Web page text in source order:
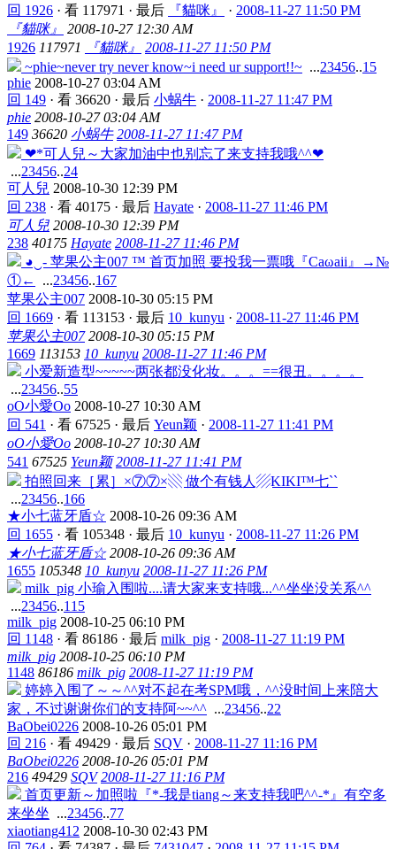
回 1926 · 看 117971 · 最后 『貓咪』 · 2008-11-27 11:50 PM
『貓咪』
2008-10-27 12:30 AM
1926 117971 『貓咪』
2008-11-27 11:50 PM
~phie~never try never know~i need ur support!!~ ...23456..15
phie 2008-10-27 03:04 AM
回 149 · 看 36620 · 最后 小蜗牛 · 2008-11-27 11:47 PM
phie 2008-10-27 03:04 AM
149 36620 小蜗牛 2008-11-27 11:47 PM
❤*可人兒～大家加油中也别忘了来支持我哦^^❤
...23456..24
可人兒 2008-10-30 12:39 PM
回 238 · 看 40175 · 最后 Hayate · 2008-11-27 11:46 PM
可人兒 2008-10-30 12:39 PM
238 40175 Hayate 2008-11-27 11:46 PM
◕‿- 苹果公主007 ™ 首页加照 要投我一票哦『Caωaii』→№
①←
...23456..167
苹果公主007 2008-10-30 05:15 PM
回 1669 · 看 113153 · 最后 10_kunyu · 2008-11-27 11:46 PM
苹果公主007 2008-10-30 05:15 PM
1669 113153 10_kunyu 2008-11-27 11:46 PM
小爱新造型~~~~~两张都没化妆。。。==很丑。。。。
...23456..55
oO小愛Oo 2008-10-27 10:30 AM
回 541 · 看 67525 · 最后 Yeun颖 · 2008-11-27 11:41 PM
oO小愛Oo 2008-10-27 10:30 AM
541 67525 Yeun颖 2008-11-27 11:41 PM
拍照回来［累］×⑦⑦×▧ 做个有钱人▨KIKI™七``
...23456..166
★小七蓝牙盾☆ 2008-10-26 09:36 AM
回 1655 · 看 105348 · 最后 10_kunyu · 2008-11-27 11:26 PM
★小七蓝牙盾☆ 2008-10-26 09:36 AM
1655 105348 10_kunyu 2008-11-27 11:26 PM
milk_pig 小瑜入围啦....请大家来支持哦...^^坐坐没关系^^
...23456..115
milk_pig 2008-10-25 06:10 PM
回 1148 · 看 86186 · 最后 milk_pig · 2008-11-27 11:19 PM
milk_pig 2008-10-25 06:10 PM
1148 86186 milk_pig 2008-11-27 11:19 PM
婷婷入围了～～^^对不起在考SPM哦，^^没时间上来陪大
家，不过谢谢你们的支持阿~~^^ ...23456..22
BaObei0226 2008-10-26 05:01 PM
回 216 · 看 49429 · 最后 SQV · 2008-11-27 11:16 PM
BaObei0226 2008-10-26 05:01 PM
216 49429 SQV 2008-11-27 11:16 PM
首页更新～加照啦『*-我是tiang～来支持我吧^^-*』有空多
来坐坐 ...23456..77
xiaotiang412 2008-10-30 02:43 PM